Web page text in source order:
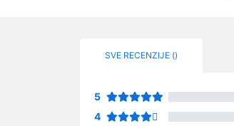
SVE RECENZIJE ()
5
4